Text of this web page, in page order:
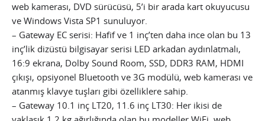
web kamerası, DVD sürücüsü, 5’i bir arada kart okuyucusu
ve Windows Vista SP1 sunuluyor.
– Gateway EC serisi: Hafif ve 1 inç’ten daha ince olan bu 13
inç’lik dizüstü bilgisayar serisi LED arkadan aydınlatmalı,
16:9 ekrana, Dolby Sound Room, SSD, DDR3 RAM, HDMI
çıkışı, opsiyonel Bluetooth ve 3G modülü, web kamerası ve
atanmış klavye tuşları gibi özelliklere sahip.
– Gateway 10.1 inç LT20, 11.6 inç LT30: Her ikisi de